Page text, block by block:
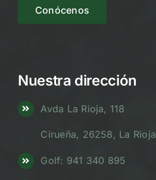
Conócenos
Nuestra dirección
Avda La Rioja, 118
Cirueña, 26258, La Rioja
Golf: 941 340 895